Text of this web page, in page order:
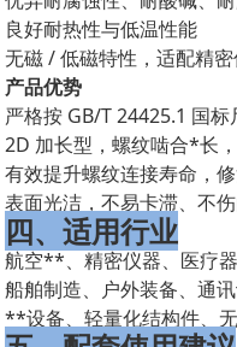
良好耐热性与低温性能
无磁 / 低磁特性，适配精
产品优势
严格按 GB/T 24425.1 国
2D 加长型，螺纹啮合*长
有效提升螺纹连接寿命，
表面光洁，不易卡滞、不
四、适用行业
航空**、精密仪器、医疗
船舶制造、户外装备、通
**设备、轻量化结构件、